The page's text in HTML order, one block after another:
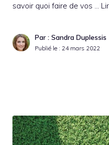
savoir quoi faire de vos …
Par : Sandra Duplessis
Publié le : 24 mars 2022